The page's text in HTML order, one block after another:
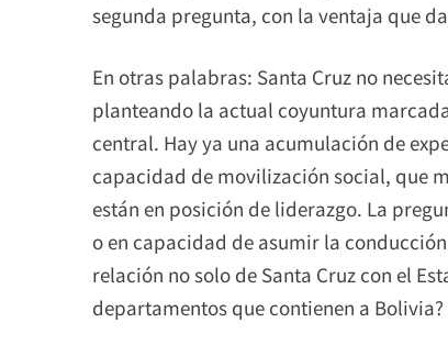
segunda pregunta, con la ventaja que
En otras palabras: Santa Cruz no
planteando la actual coyuntura
central. Hay ya una acumulación de
capacidad de movilización social, que
están en posición de liderazgo. La
o en capacidad de asumir la
relación no solo de Santa Cruz con el
departamentos que contienen a Bolivia?